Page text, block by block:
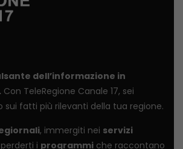
dell’informazione in
Con TeleRegione Canale 17, sei
sui fatti più rilevanti della tua regione.
, immergiti nei servizi
i programmi che raccontano